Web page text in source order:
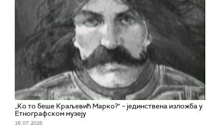
„Ко то беше Краљевић Марко?" – јединствена изложба у
Етнографском музеју
16. 07. 2026.